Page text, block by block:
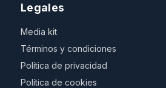
Legales
Media kit
Términos y condiciones
Política de privacidad
Política de cookies